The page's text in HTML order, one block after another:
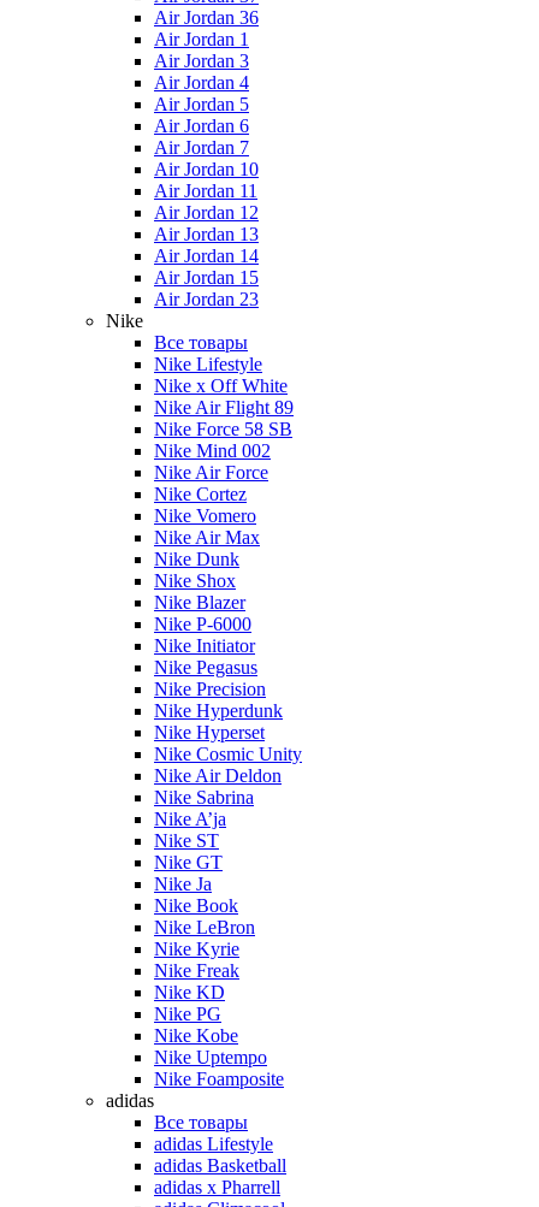
Air Jordan 36
Air Jordan 1
Air Jordan 3
Air Jordan 4
Air Jordan 5
Air Jordan 6
Air Jordan 7
Air Jordan 10
Air Jordan 11
Air Jordan 12
Air Jordan 13
Air Jordan 14
Air Jordan 15
Air Jordan 23
Nike
Все товары
Nike Lifestyle
Nike x Off White
Nike Air Flight 89
Nike Force 58 SB
Nike Mind 002
Nike Air Force
Nike Cortez
Nike Vomero
Nike Air Max
Nike Dunk
Nike Shox
Nike Blazer
Nike P-6000
Nike Initiator
Nike Pegasus
Nike Precision
Nike Hyperdunk
Nike Hyperset
Nike Cosmic Unity
Nike Air Deldon
Nike Sabrina
Nike A’ja
Nike ST
Nike GT
Nike Ja
Nike Book
Nike LeBron
Nike Kyrie
Nike Freak
Nike KD
Nike PG
Nike Kobe
Nike Uptempo
Nike Foamposite
adidas
Все товары
adidas Lifestyle
adidas Basketball
adidas x Pharrell